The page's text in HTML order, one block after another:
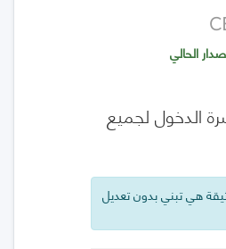
الحالي
الدخول لجميع
هي تبني بدون تعديل